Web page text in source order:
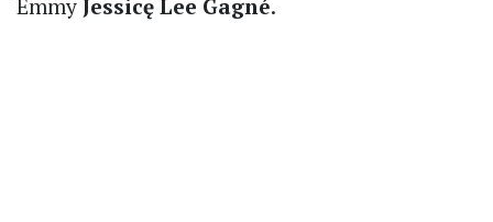
Emmy Jessicę Lee Gagné.